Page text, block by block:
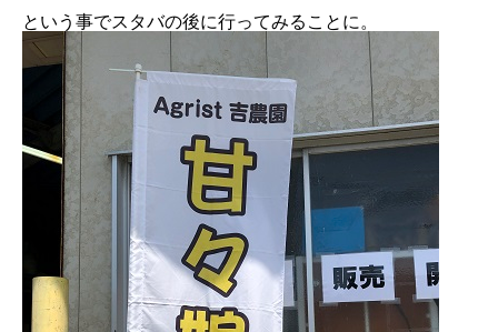
という事でスタバの後に行ってみることに。